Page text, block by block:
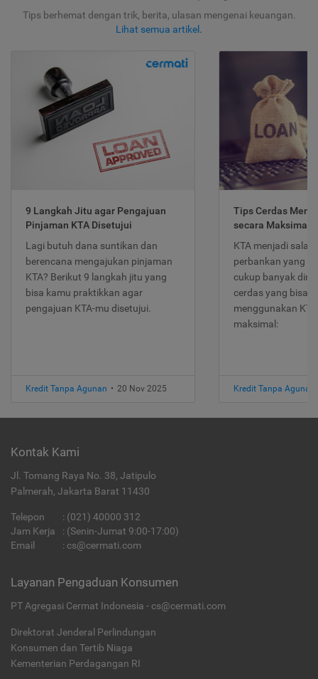
Tips berhemat dengan trik, berita, ulasan mengenai keuangan.
Lihat semua artikel .
9 Langkah Jitu agar Pengajuan
Pinjaman KTA Disetujui
Lagi butuh dana suntikan dan
berencana mengajukan pinjaman
KTA? Berikut 9 langkah jitu yang
bisa kamu praktikkan agar
pengajuan KTA-mu disetujui.
Kredit Tanpa Agunan • 20 Nov 2025
Tips Cerdas
secara Maksimal
KTA menjadi
perbankan yang
cukup banyak
cerdas yang bisa
menggunakan
maksimal:
Kredit Tanpa Agunan
Kontak Kami
Jl. Tomang Raya No. 38, Jatipulo
Palmerah, Jakarta Barat 11430
Telepon : (021) 40000 312
Jam Kerja
: (Senin-Jumat 9:00-17:00)
Email
: cs@cermati.com
Layanan Pengaduan Konsumen
PT Agregasi Cermat Indonesia - cs@cermati.com
Direktorat Jenderal Perlindungan
Konsumen dan Tertib Niaga
Kementerian Perdagangan RI